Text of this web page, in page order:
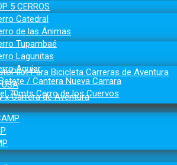
5 CERROS
Catedral
de las Ánimas
Tupambaé
Lagunitas
Aguiar
/ Cantera Nueva Carrara
70mts Cerro de los Cuervos
Para Bicicleta Carreras de Aventura
x Carrera de Aventura